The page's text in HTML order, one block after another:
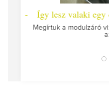
Így lesz valaki egy
Megírtuk a modulzáró
az